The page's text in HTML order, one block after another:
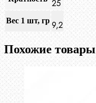
25
Вес 1 шт, гр 9,2
Похожие товары